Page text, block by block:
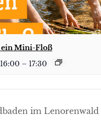
Mini-Floß
– 17:30
im Lenorenwald